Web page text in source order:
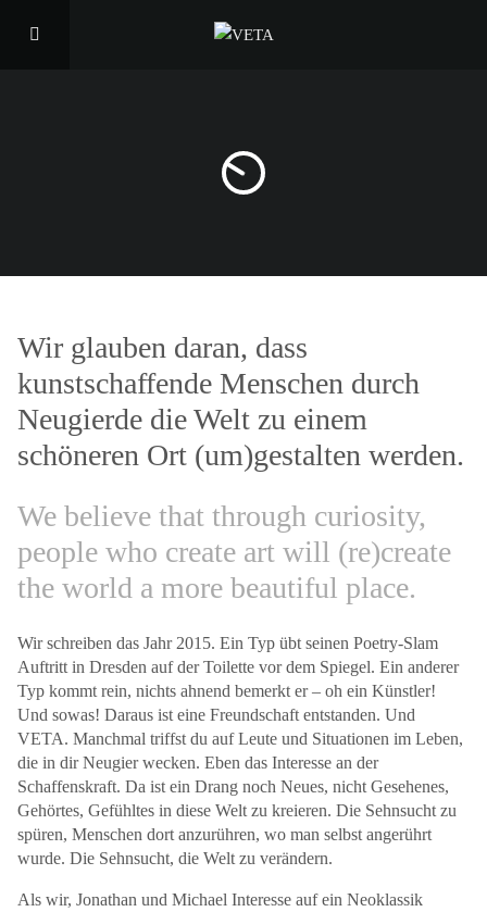
Wir glauben daran, dass
kunstschaffende Menschen durch
Neugierde die Welt zu einem
schöneren Ort (um)gestalten werden.
We believe that through curiosity,
people who create art will (re)create
the world a more beautiful place.
Wir schreiben das Jahr 2015. Ein Typ übt seinen Poetry-Slam
Auftritt in Dresden auf der Toilette vor dem Spiegel. Ein anderer
Typ kommt rein, nichts ahnend bemerkt er – oh ein Künstler!
Und sowas! Daraus ist eine Freundschaft entstanden. Und
VETA. Manchmal triffst du auf Leute und Situationen im Leben,
die in dir Neugier wecken. Eben das Interesse an der
Schaffenskraft. Da ist ein Drang noch Neues, nicht Gesehenes,
Gehörtes, Gefühltes in diese Welt zu kreieren. Die Sehnsucht zu
spüren, Menschen dort anzurühren, wo man selbst angerührt
wurde. Die Sehnsucht, die Welt zu verändern.
Als wir, Jonathan und Michael Interesse auf ein Neoklassik